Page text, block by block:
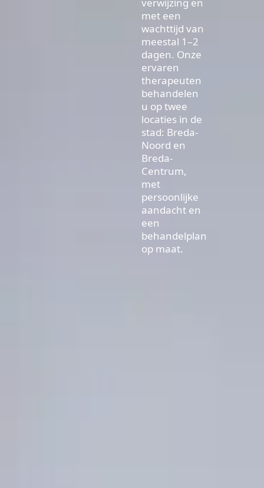
verwijzing en
met een
wachttijd van
meestal 1–2
dagen. Onze
ervaren
therapeuten
behandelen
u op twee
locaties in de
stad: Breda-
Noord en
Breda-
Centrum,
met
persoonlijke
aandacht en
een
behandelplan
op maat.